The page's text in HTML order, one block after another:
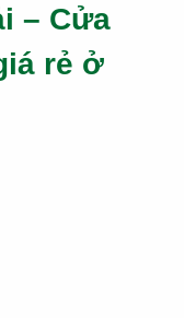
– Cửa
rẻ ở